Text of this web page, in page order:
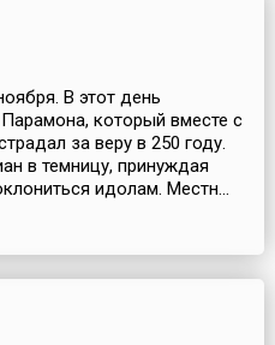
В этот день
который вместе с
за веру в 250 году.
в темницу, принуждая
идолам. Местн...